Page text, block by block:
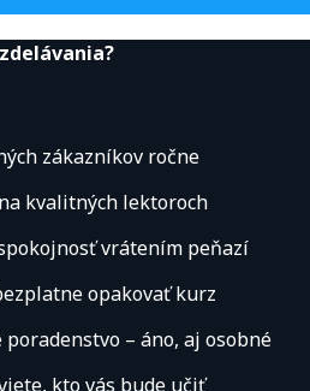
zákazníkov ročne
kvalitných lektoroch
vrátením peňazí
opakovať kurz
– áno, aj osobné
kto vás bude učiť